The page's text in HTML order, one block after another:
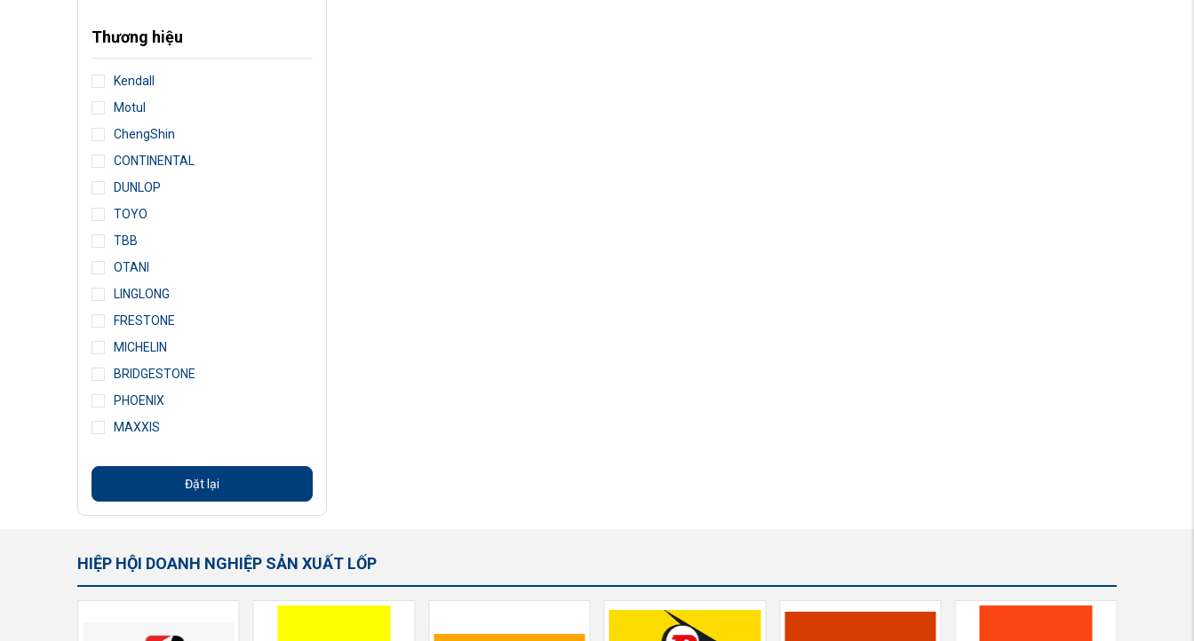
Thương hiệu
Kendall
Motul
ChengShin
CONTINENTAL
DUNLOP
TOYO
TBB
OTANI
LINGLONG
FRESTONE
MICHELIN
BRIDGESTONE
PHOENIX
MAXXIS
Đặt lại
HIỆP HỘI DOANH NGHIỆP SẢN XUẤT LỐP